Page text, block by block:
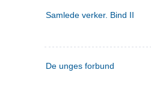
Samlede verker. Bind II
De unges forbund